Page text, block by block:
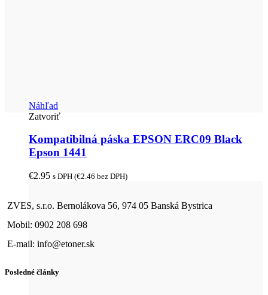
Náhľad
Zatvoriť
Kompatibilná páska EPSON ERC09 Black
Epson 1441
€2.95 s DPH (€2.46 bez DPH)
ZVES, s.r.o. Bernolákova 56, 974 05 Banská Bystrica
Mobil: 0902 208 698
E-mail: info@etoner.sk
Posledné články